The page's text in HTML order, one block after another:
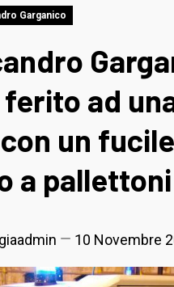
Garganico
ferito ad
un fucile
a pallettoni
10 Novembre